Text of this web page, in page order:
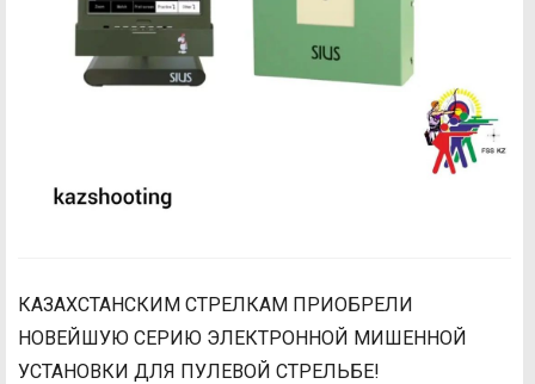
КАЗАХСТАНСКИМ СТРЕЛКАМ ПРИОБРЕЛИ
НОВЕЙШУЮ СЕРИЮ ЭЛЕКТРОННОЙ МИШЕННОЙ
УСТАНОВКИ ДЛЯ ПУЛЕВОЙ СТРЕЛЬБЕ!